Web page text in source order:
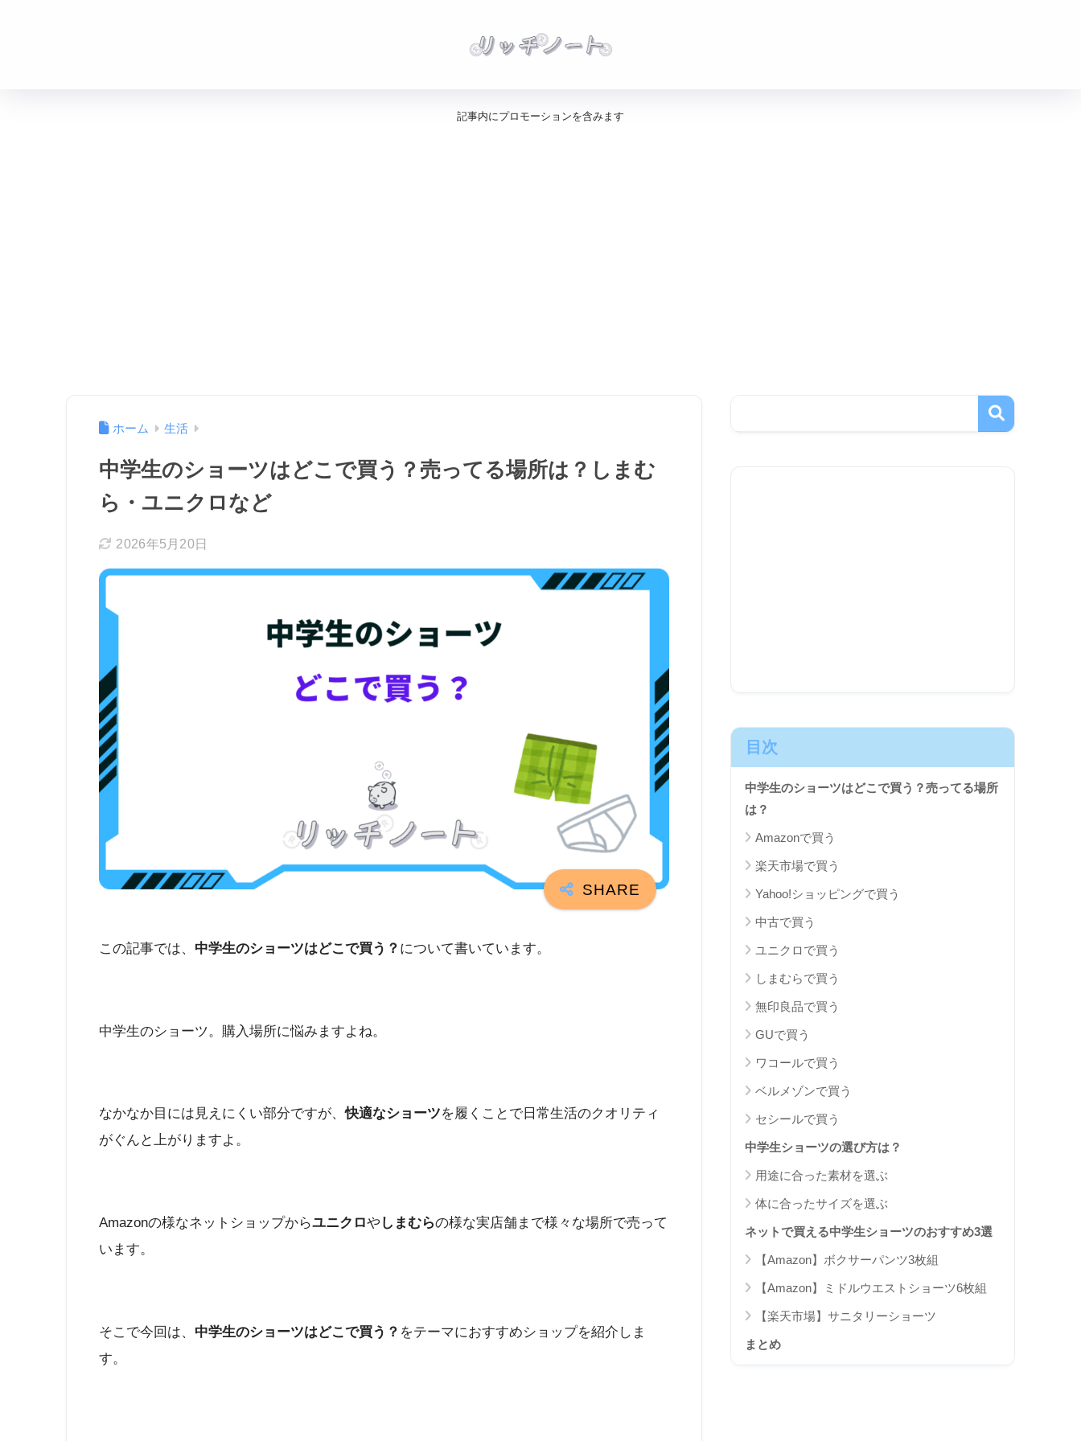
記事内にプロモーションを含みます
ホーム 生活
中学生のショーツはどこで買う？売ってる場所は？しまむ
ら・ユニクロなど
2026年5月20日
この記事では、 中学生のショーツはどこで買う？ について書いています。
中学生のショーツ。購入場所に悩みますよね。
なかなか目には見えにくい部分ですが、快適なショーツを履くことで日常生活のクオリティ
がぐんと上がりますよ。
Amazonの様なネットショップからユニクロやしまむらの様な実店舗まで様々な場所で売って
います。
そこで今回は、 中学生のショーツはどこで買う？ をテーマにおすすめショップを紹介しま
す。
目次
中学生のショーツはどこで買う？売ってる場所
は？
Amazonで買う
楽天市場で買う
Yahoo!ショッピングで買う
中古で買う
ユニクロで買う
しまむらで買う
無印良品で買う
GUで買う
ワコールで買う
ベルメゾンで買う
セシールで買う
中学生ショーツの選び方は？
用途に合った素材を選ぶ
体に合ったサイズを選ぶ
ネットで買える中学生ショーツのおすすめ3選
【Amazon】ボクサーパンツ3枚組
【Amazon】ミドルウエストショーツ6枚組
【楽天市場】サニタリーショーツ
まとめ